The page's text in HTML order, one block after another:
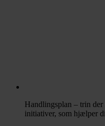
Handlingsplan – trin
initiativer, som hjælper